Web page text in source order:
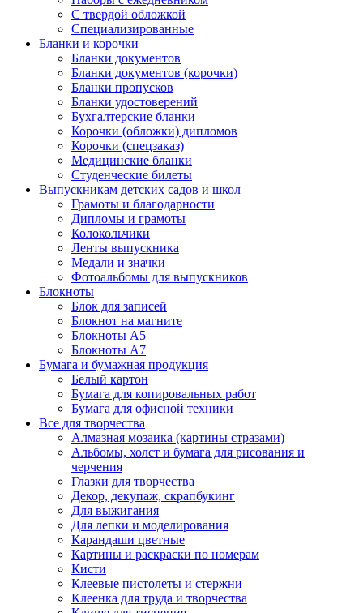
С твердой обложкой
Специализированные
Бланки и корочки
Бланки документов
Бланки документов (корочки)
Бланки пропусков
Бланки удостоверений
Бухгалтерские бланки
Корочки (обложки) дипломов
Корочки (спецзаказ)
Медицинские бланки
Студенческие билеты
Выпускникам детских садов и школ
Грамоты и благодарности
Дипломы и грамоты
Колокольчики
Ленты выпускника
Медали и значки
Фотоальбомы для выпускников
Блокноты
Блок для записей
Блокнот на магните
Блокноты А5
Блокноты А7
Бумага и бумажная продукция
Белый картон
Бумага для копировальных работ
Бумага для офисной техники
Все для творчества
Алмазная мозаика (картины стразами)
Альбомы, холст и бумага для рисования и
черчения
Глазки для творчества
Декор, декупаж, скрапбукинг
Для выжигания
Для лепки и моделирования
Карандаши цветные
Картины и раскраски по номерам
Кисти
Клеевые пистолеты и стержни
Клеенка для труда и творчества